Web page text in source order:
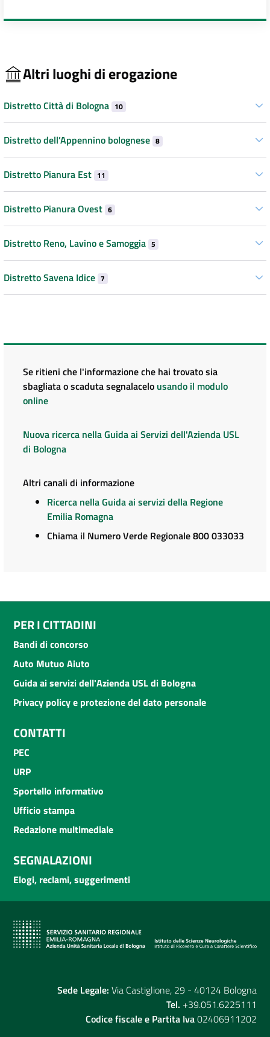
Altri luoghi di erogazione
Distretto Città di Bologna 10
Distretto dell’Appennino bolognese 8
Distretto Pianura Est 11
Distretto Pianura Ovest 6
Distretto Reno, Lavino e Samoggia 5
Distretto Savena Idice 7
Se ritieni che l'informazione che hai trovato sia
sbagliata o scaduta segnalacelo usando il modulo
online
Nuova ricerca nella Guida ai Servizi dell'Azienda USL
di Bologna
Altri canali di informazione
Ricerca nella Guida ai servizi della Regione
Emilia Romagna
Chiama il Numero Verde Regionale 800 033033
PER I CITTADINI
Bandi di concorso
Auto Mutuo Aiuto
Guida ai servizi dell'Azienda USL di Bologna
Privacy policy e protezione del dato personale
CONTATTI
PEC
URP
Sportello informativo
Ufficio stampa
Redazione multimediale
SEGNALAZIONI
Elogi, reclami, suggerimenti
Sede Legale: Via Castiglione, 29 - 40124 Bologna
Tel. +39.051.6225111
Codice fiscale e Partita Iva02406911202